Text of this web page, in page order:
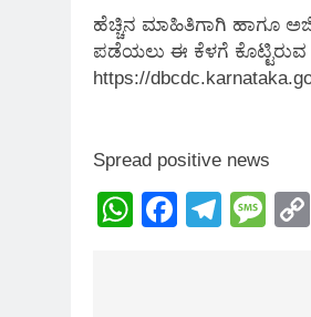
ಹೆಚ್ಚಿನ ಮಾಹಿತಿಗಾಗಿ ಹಾಗೂ
ಪಡೆಯಲು ಈ ಕೆಳಗೆ
https://
Spread positive news
WhatsApp